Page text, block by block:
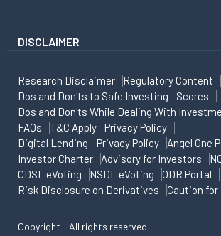
DISCLAIMER
Research Disclaimer
Regulatory Content
Dos and Don'ts to Safe Investing
Scores
Dos and Don'ts While Dealing With
FAQs
T&C Apply
Privacy Policy
Digital Lending - Privacy Policy
Angel One
Investor Charter
Advisory for Investors
CDSL eVoting
NSDL eVoting
ODR Portal
Risk Disclosure on Derivatives
Caution
Copyright - All rights reserved